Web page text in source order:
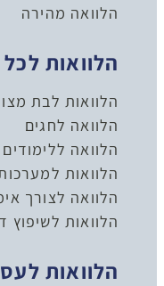
הלוואה מהירה
הלוואות
הלוואות לבת
הלוואה לחגים
הלוואה
הלוואות
הלוואה לצורך
הלוואות לשיפוץ
הלוואות